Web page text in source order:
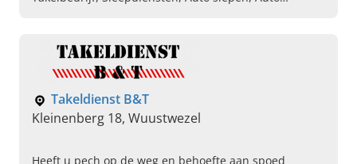
Takeldienst B&T
Kleinenberg 18, Wuustwezel
Heeft u pech op de weg en behoefte aan spoed